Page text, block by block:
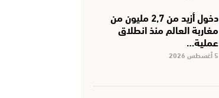
دخول أزيد من 2,7 مليون من
مغاربة العالم منذ انطلاق
عملية…
5 أغسطس 2026